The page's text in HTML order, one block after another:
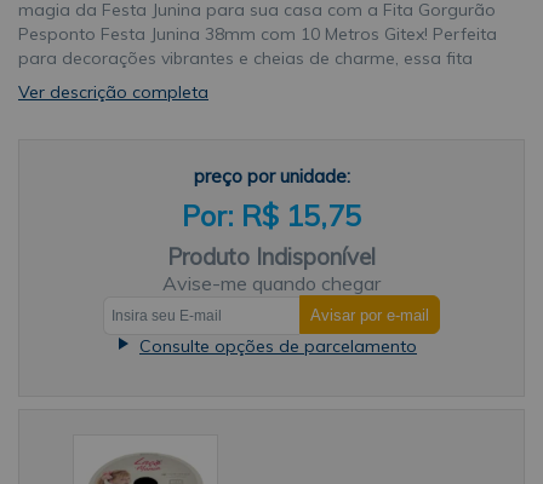
magia da Festa Junina para sua casa com a Fita Gorgurão
Pesponto Festa Junina 38mm com 10 Metros Gitex! Perfeita
para decorações vibrantes e cheias de charme, essa fita
azul com estampa de corações vermelhos é ideal para
quem deseja criar um ambiente animado e acolhedor para
permitindo que você utilize a fita em diversos projetos
decorativos sem se preocupar com desbotamento ou
desgaste. Com 10 metros de comprimento, você tem
metragem suficiente para soltar a criatividade e decorar
mesas, cadeiras, painéis, lembrancinhas e muito mais. A
largura de 38mm oferece versatilidade para diferentes tipos
de laços, amarrações e aplicações. Onde usar a Fita
Gorgurão Pesponto Festa Junina 38mm Gitex: Decoração de
deixando o ambiente ainda mais festivo. Lembrancinhas:
Ver descrição completa
preço por unidade:
R$ 15,75
Produto Indisponível
Avise-me quando chegar
Consulte opções de parcelamento